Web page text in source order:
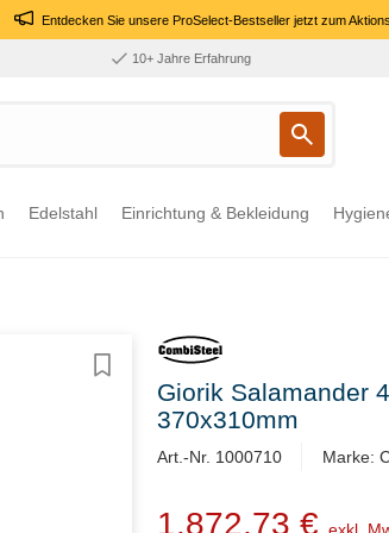
Entdecken Sie unsere ProSelect-Bestseller jetzt zum
10+ Jahre Erfahrung
Edelstahl Einrichtung & Bekleidung
Giorik Salamander
370x310mm
Art.-Nr. 1000710 Marke:
1.872,73 €